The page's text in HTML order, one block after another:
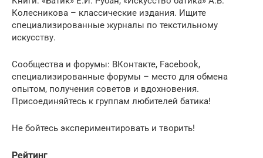
Колесникова – классические издания. Ищите
специализированные журналы по текстильному
искусству.
Сообщества и форумы: ВКонтакте, Facebook,
специализированные форумы – место для обмена
опытом, получения советов и вдохновения.
Присоединяйтесь к группам любителей батика!
Не бойтесь экспериментировать и творить!
Рейтинг